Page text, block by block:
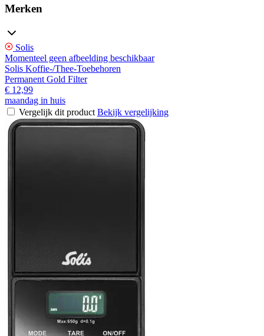
Merken
Solis
Momenteel geen afbeelding beschikbaar
Solis Koffie-/Thee-Toebehoren
Permanent Gold Filter
€ 12,99
maandag in huis
Vergelijk dit product Bekijk vergelijking